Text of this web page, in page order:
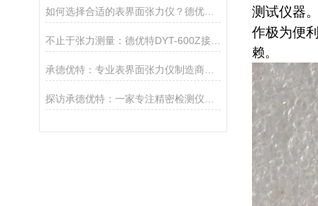
如何选择合适的表界面张力仪？德优特全系列选型指南
不止于张力测量：德优特DYT-600Z接触角测定仪的多维分析能力
测试仪器
作极为便
赖。